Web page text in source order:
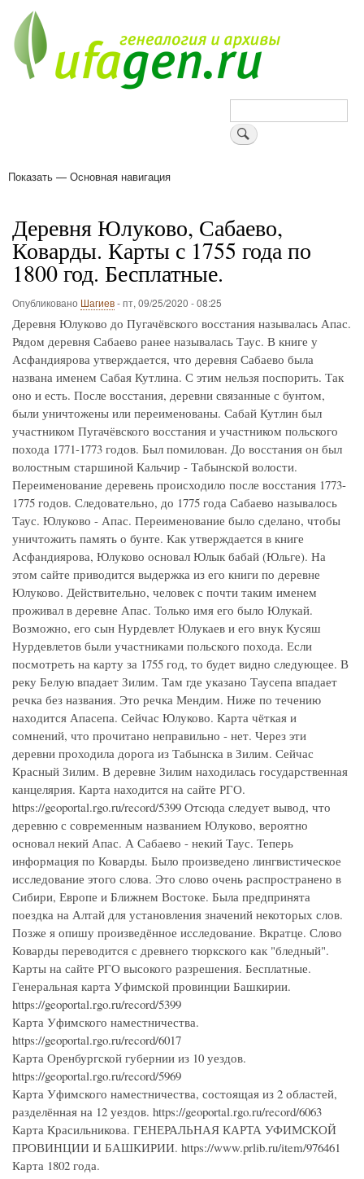
основному
содержанию
Поиск
Основная
Показать — Основная навигация
Деревня Юлуково, Сабаево,
Коварды. Карты с 1755 года по
1800 год. Бесплатные.
Опубликовано Шагиев-пт, 09/25/2020 - 08:25
Деревня Юлуково до Пугачёвского восстания называлась Апас.
Рядом деревня Сабаево ранее называлась Таус. В книге у
Асфандиярова утверждается, что деревня Сабаево была
названа именем Сабая Кутлина. С этим нельзя поспорить. Так
оно и есть. После восстания, деревни связанные с бунтом,
были уничтожены или переименованы. Сабай Кутлин был
участником Пугачёвского восстания и участником польского
похода 1771-1773 годов. Был помилован. До восстания он был
волостным старшиной Кальчир - Табынской волости.
Переименование деревень происходило после восстания 1773-
1775 годов. Следовательно, до 1775 года Сабаево называлось
Таус. Юлуково - Апас. Переименование было сделано, чтобы
уничтожить память о бунте. Как утверждается в книге
Асфандиярова, Юлуково основал Юлык бабай (Юльге). На
этом сайте приводится выдержка из его книги по деревне
Юлуково. Действительно, человек с почти таким именем
проживал в деревне Апас. Только имя его было Юлукай.
Возможно, его сын Нурдевлет Юлукаев и его внук Кусяш
Нурдевлетов были участниками польского похода. Если
посмотреть на карту за 1755 год, то будет видно следующее. В
реку Белую впадает Зилим. Там где указано Таусепа впадает
речка без названия. Это речка Мендим. Ниже по течению
находится Апасепа. Сейчас Юлуково. Карта чёткая и
сомнений, что прочитано неправильно - нет. Через эти
деревни проходила дорога из Табынска в Зилим. Сейчас
Красный Зилим. В деревне Зилим находилась государственная
канцелярия. Карта находится на сайте РГО.
https://geoportal.rgo.ru/record/5399 Отсюда следует вывод, что
деревню с современным названием Юлуково, вероятно
основал некий Апас. А Сабаево - некий Таус. Теперь
информация по Коварды. Было произведено лингвистическое
исследование этого слова. Это слово очень распространено в
Сибири, Европе и Ближнем Востоке. Была предпринята
поездка на Алтай для установления значений некоторых слов.
Позже я опишу произведённое исследование. Вкратце. Слово
Коварды переводится с древнего тюркского как "бледный".
Карты на сайте РГО высокого разрешения. Бесплатные.
Генеральная карта Уфимской провинции Башкирии.
https://geoportal.rgo.ru/record/5399
Карта Уфимского наместничества.
https://geoportal.rgo.ru/record/6017
Карта Оренбургской губернии из 10 уездов.
https://geoportal.rgo.ru/record/5969
Карта Уфимского наместничества, состоящая из 2 областей,
разделённая на 12 уездов. https://geoportal.rgo.ru/record/6063
Карта Красильникова. ГЕНЕРАЛЬНАЯ КАРТА УФИМСКОЙ
ПРОВИНЦИИ И БАШКИРИИ. https://www.prlib.ru/item/976461
Карта 1802 года.